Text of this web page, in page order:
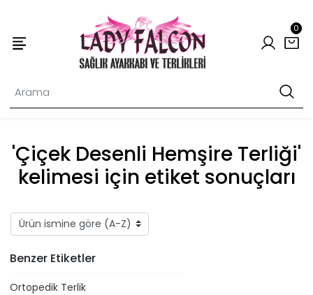
0
'Çiçek Desenli Hemşire Terliği'
kelimesi için etiket sonuçları
Benzer Etiketler
Ortopedik Terlik